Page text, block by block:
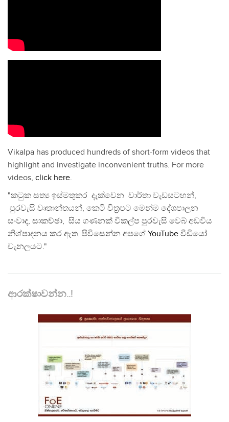
Vikalpa has produced hundreds of short-form videos that
highlight and investigate inconvenient truths. For more
videos, click here.
"කටුක සත්‍ය ඉස්මතුකර දැක්වෙන වාර්තා වැඩසටහන්,
පුරවැසි වෘතාන්තයන්, කෙටි චිත්‍රපට මෙන්ම දේශපාලන
සංවාද, සාකච්ඡා, සිය ගණනක් විකල්ප පුරවැසි වෙබ් අඩවිය
නිශ්පාදනය කර ඇත. පිවිසෙන්න අපගේ YouTube වීඩියෝ
චැනලයට."
ආරක්ෂාවන්න..!